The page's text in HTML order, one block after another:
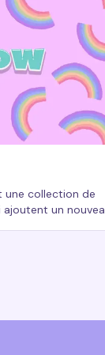
une collection de
un
curseur